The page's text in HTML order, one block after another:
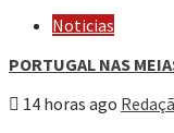
Noticias
PORTUGAL NAS
14 horas ago